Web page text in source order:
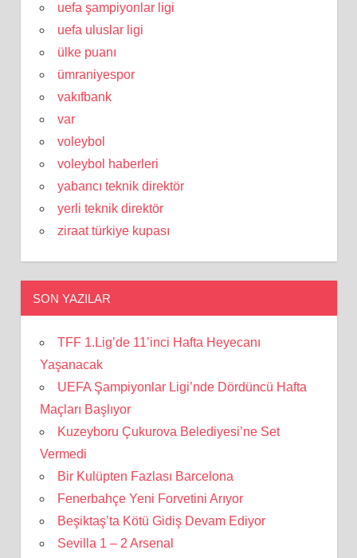
uefa şampiyonlar ligi
uefa uluslar ligi
ülke puanı
ümraniyespor
vakıfbank
var
voleybol
voleybol haberleri
yabancı teknik direktör
yerli teknik direktör
ziraat türkiye kupası
SON YAZILAR
TFF 1.Lig’de 11’inci Hafta Heyecanı
Yaşanacak
UEFA Şampiyonlar Ligi’nde Dördüncü Hafta
Maçları Başlıyor
Kuzeyboru Çukurova Belediyesi’ne Set
Vermedi
Bir Kulüpten Fazlası Barcelona
Fenerbahçe Yeni Forvetini Arıyor
Beşiktaş’ta Kötü Gidiş Devam Ediyor
Sevilla 1 – 2 Arsenal